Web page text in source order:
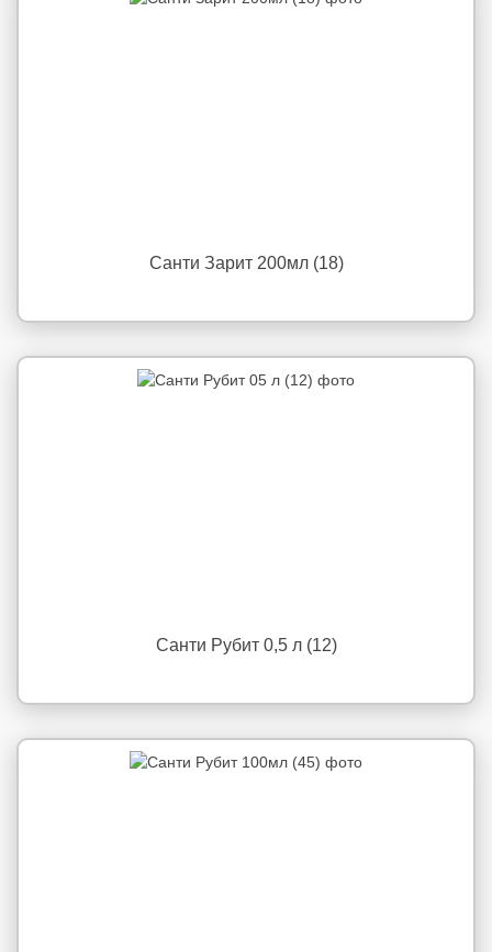
Санти Зарит 200мл (18)
Санти Рубит 0,5 л (12)